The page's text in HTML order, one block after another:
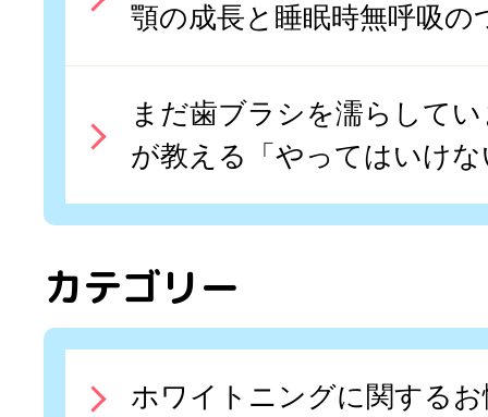
顎の成長と睡眠時無呼吸の
まだ歯ブラシを濡らして
が教える「やってはいけ
カテゴリー
ホワイトニングに関する